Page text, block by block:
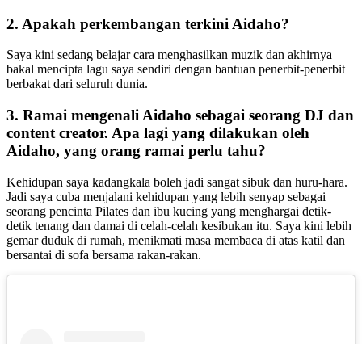
2. Apakah perkembangan terkini Aidaho?
Saya kini sedang belajar cara menghasilkan muzik dan akhirnya
bakal mencipta lagu saya sendiri dengan bantuan penerbit-penerbit
berbakat dari seluruh dunia.
3. Ramai mengenali Aidaho sebagai seorang DJ dan
content creator. Apa lagi yang dilakukan oleh
Aidaho, yang orang ramai perlu tahu?
Kehidupan saya kadangkala boleh jadi sangat sibuk dan huru-hara.
Jadi saya cuba menjalani kehidupan yang lebih senyap sebagai
seorang pencinta Pilates dan ibu kucing yang menghargai detik-
detik tenang dan damai di celah-celah kesibukan itu. Saya kini lebih
gemar duduk di rumah, menikmati masa membaca di atas katil dan
bersantai di sofa bersama rakan-rakan.